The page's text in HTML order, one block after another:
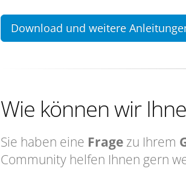
Download und weitere
Wie können wir
Sie haben eine Frage zu Ihrem
Community helfen Ihnen gern